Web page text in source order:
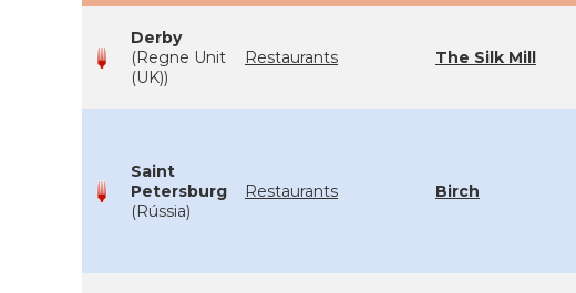
Derby
(Regne Unit
(UK))
Restaurants The Silk Mill
Saint
Petersburg
(Rússia)
Restaurants Birch